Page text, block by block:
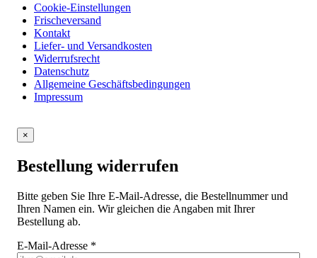
Cookie-Einstellungen
Frischeversand
Kontakt
Liefer- und Versandkosten
Widerrufsrecht
Datenschutz
Allgemeine Geschäftsbedingungen
Impressum
×
Bestellung widerrufen
Bitte geben Sie Ihre E-Mail-Adresse, die Bestellnummer und
Ihren Namen ein. Wir gleichen die Angaben mit Ihrer
Bestellung ab.
E-Mail-Adresse *